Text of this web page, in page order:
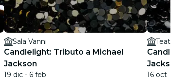
Sala Vanni
Candlelight: Tributo a Michael
Jackson
19 dic - 6 feb
Teatro
Jackson
16 oct